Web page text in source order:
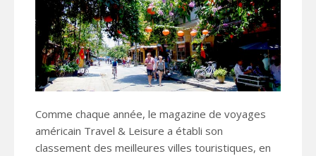
Comme chaque année, le magazine de voyages
américain Travel & Leisure a établi son
classement des meilleures villes touristiques, en